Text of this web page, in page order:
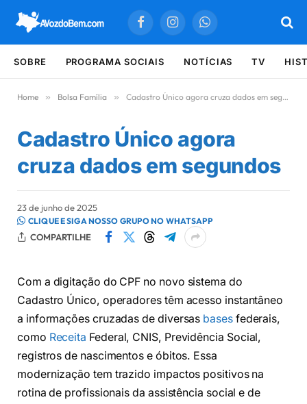
FacebookInstagramWhatsApp
SOBRE PROGRAMA SOCIAIS NOTÍCIAS TV
Home » Bolsa Família » Cadastro Único agora cruza dados em segundos
Cadastro Único agora
cruza dados em segundos
23 de junho de 2025
CLIQUE E SIGA NOSSO GRUPO NO WHATSAPP
COMPARTILHE
Com a digitação do CPF no novo sistema do
Cadastro Único, operadores têm acesso instantâneo
a informações cruzadas de diversas basesfederais,
como Receita Federal, CNIS, Previdência Social,
registros de nascimentos e óbitos. Essa
modernização tem trazido impactos positivos na
rotina de profissionais da assistência social e de